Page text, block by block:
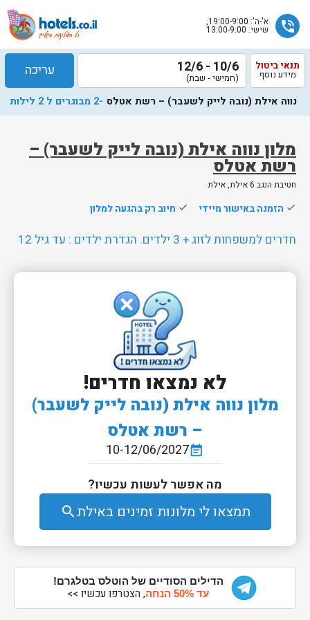
phone_in_talk א'-ה': 19:00-9:00,
שישי: 13:00-9:00
מלון נווה אילת (נובה לייק לשעבר) –
רשת אטלס
חטיבת הנגב 6 אילת, אילת
תנאי ביטול
מידע נוסף 10/6 - 12/6
(חמישי - שבת) עריכה
נווה אילת (נובה לייק לשעבר) – רשת אטלס -2 מבוגרים ל 2 לילות
done הזמנה באישור מיידי done חיוב רק בהגעה למלון
חדרים למשפחות לזוג + 3 ילדים. הגדרת ילדים : עד גיל 12
לא נמצאו חדרים!
מלון נווה אילת (נובה לייק לשעבר)
– רשת אטלס
event_note
10-12/06/2027
מה אפשר לעשות עכשיו?
תמצאו לי מלונות זמינים באילתsearch
הדילים הסודיים של הוטלס בטלגרם!
עד 50% הנחה
, הצטרפו עכשיו >>
שלח
נציג
יחזור
הפעילות